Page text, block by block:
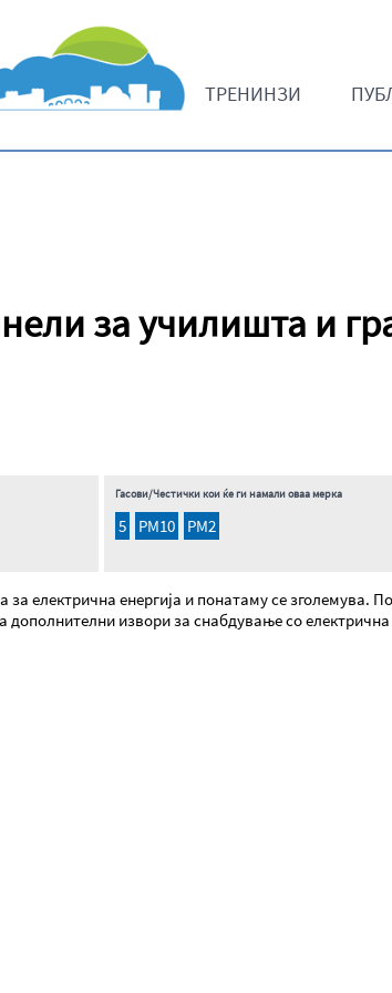
ТРЕНИНЗИ
за училишта и
Гасови/Честички кои ќе ги намали оваа мерка
5 PM10 PM2
електрична енергија и понатаму се зголемува.
извори за снабдување со